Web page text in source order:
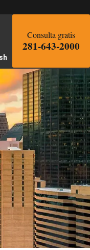
Consulta gratis
281-643-2000